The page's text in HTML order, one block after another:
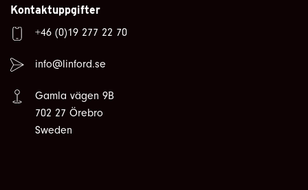
Kontaktuppgifter
+46 (0)19 277 22 70
info@linford.se
Gamla vägen 9B
702 27 Örebro
Sweden